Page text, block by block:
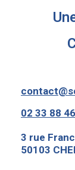
02 33 88
3 rue
50103